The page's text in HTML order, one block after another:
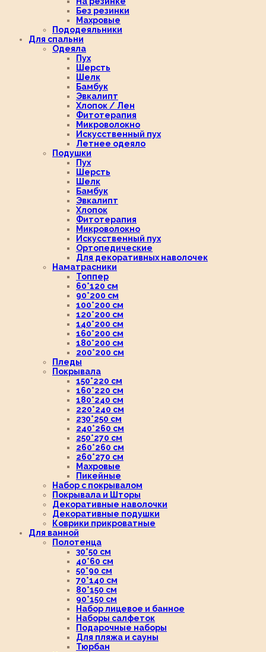
Без резинки
Махровые
Пододеяльники
Для спальни
Одеяла
Пух
Шерсть
Шелк
Бамбук
Эвкалипт
Хлопок / Лен
Фитотерапия
Микроволокно
Искусственный пух
Летнее одеяло
Подушки
Пух
Шерсть
Шелк
Бамбук
Эвкалипт
Хлопок
Фитотерапия
Микроволокно
Искусственный пух
Ортопедические
Для декоративных наволочек
Наматрасники
Топпер
60*120 см
90*200 см
100*200 см
120*200 см
140*200 см
160*200 см
180*200 см
200*200 см
Пледы
Покрывала
150*220 см
160*220 см
180*240 см
220*240 см
230*250 см
240*260 см
250*270 см
260*260 см
260*270 см
Махровые
Пикейные
Набор с покрывалом
Покрывала и Шторы
Декоративные наволочки
Декоративные подушки
Коврики прикроватные
Для ванной
Полотенца
30*50 см
40*60 см
50*90 см
70*140 см
80*150 см
90*150 см
Набор лицевое и банное
Наборы салфеток
Подарочные наборы
Для пляжа и сауны
Тюрбан